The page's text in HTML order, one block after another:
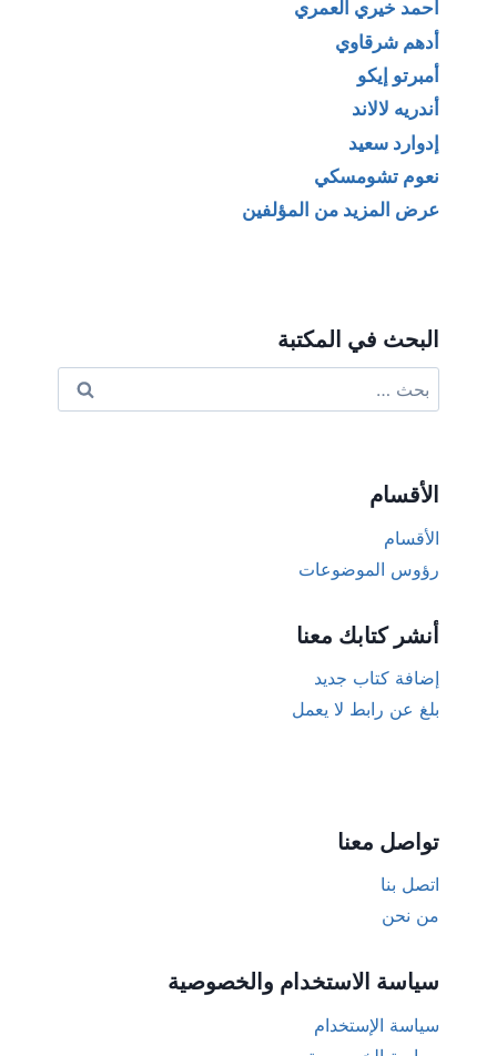
أحمد خيري العمري
أدهم شرقاوي
أمبرتو إيكو
أندريه لالاند
إدوارد سعيد
نعوم تشومسكي
عرض المزيد من المؤلفين
البحث في المكتبة
عن:
الأقسام
الأقسام
رؤوس الموضوعات
أنشر كتابك معنا
إضافة كتاب جديد
بلغ عن رابط لا يعمل
تواصل معنا
اتصل بنا
من نحن
سياسة الاستخدام والخصوصية
سياسة الإستخدام